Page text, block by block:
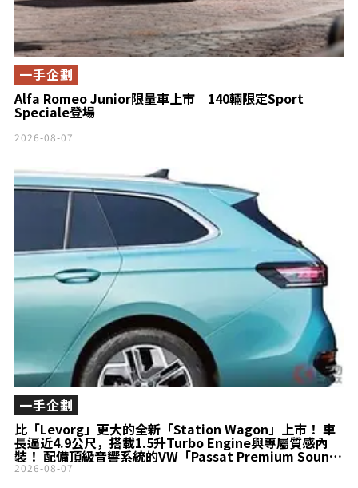
Alfa Romeo Junior限量車上市 140輛限定Sport
Speciale登場
一手企劃
2026-08-07
比「Levorg」更大的全新「Station Wagon」上市！ 車
長逼近4.9公尺，搭載1.5升Turbo Engine與專屬質感內
裝！ 配備頂級音響系統的VW「Passat Premium Sound
Edition」到底有什麼魅力？
一手企劃
2026-08-07